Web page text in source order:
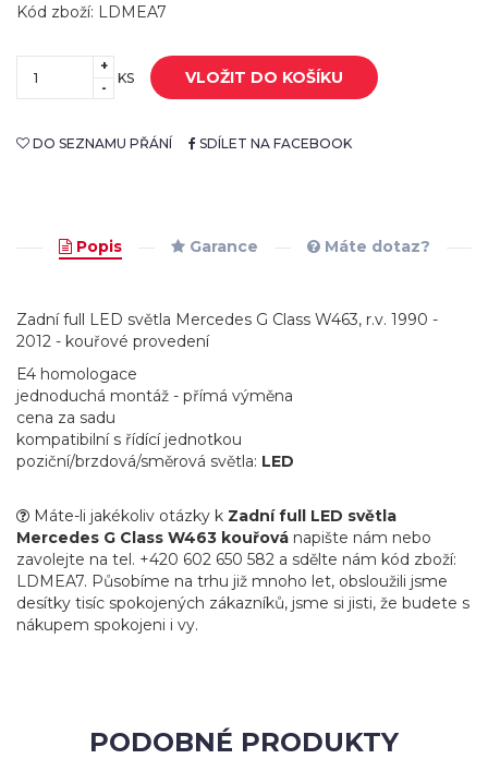
Kód zboží: LDMEA7
+
-
KS VLOŽIT DO KOŠÍKU
DO SEZNAMU PŘÁNÍ SDÍLET NA FACEBOOK
Popis Garance Máte dotaz?
Zadní full LED světla Mercedes G Class W463, r.v. 1990 -
2012 - kouřové provedení
E4 homologace
jednoduchá montáž - přímá výměna
cena za sadu
kompatibilní s řídící jednotkou
poziční/brzdová/směrová světla: LED
Máte-li jakékoliv otázky k Zadní full LED světla
Mercedes G Class W463 kouřová napište nám nebo
zavolejte na tel. +420 602 650 582 a sdělte nám kód zboží:
LDMEA7. Působíme na trhu již mnoho let, obsloužili jsme
desítky tisíc spokojených zákazníků, jsme si jisti, že budete s
nákupem spokojeni i vy.
PODOBNÉ PRODUKTY